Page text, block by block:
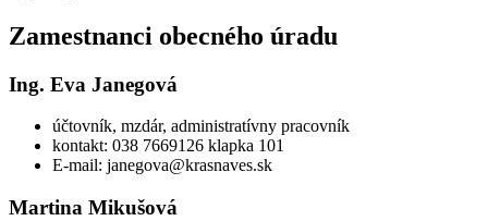
Zamestnanci obecného úradu
Ing. Eva Janegová
účtovník, mzdár, administratívny pracovník
kontakt: 038 7669126 klapka 101
E-mail: janegova@krasnaves.sk
Martina Mikušová